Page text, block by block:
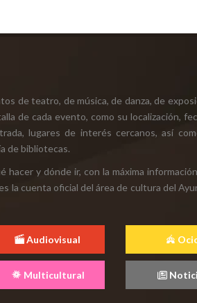
de teatro, de música, de danza, de
de cada evento, como su localización,
lugares de interés cercanos, así
de bibliotecas.
y dónde ir, con la máxima
la cuenta oficial del área de cultura del
Audiovisual
Multicultural